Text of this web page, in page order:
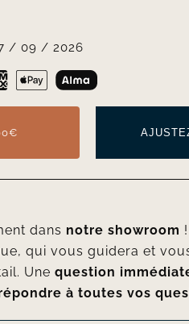
/ 09 / 2026
dans notre showroom
qui vous guidera et
Unequestion
à toutes vos